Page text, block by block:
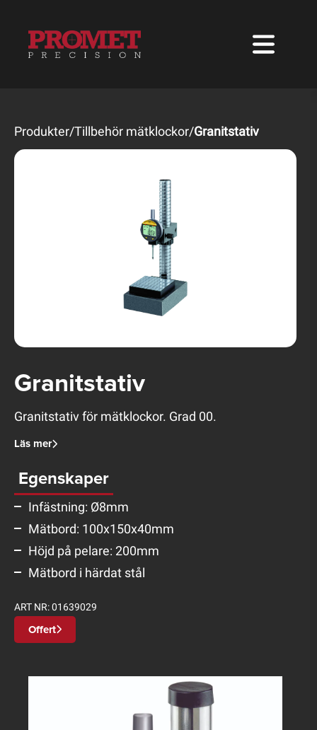
Produkter/Tillbehör mätklockor/Granitstativ
Granitstativ
Granitstativ för mätklockor. Grad 00.
Läs mer
Egenskaper
Infästning: Ø8mm
Mätbord: 100x150x40mm
Höjd på pelare: 200mm
Mätbord i härdat stål
ART NR:01639029
Offert